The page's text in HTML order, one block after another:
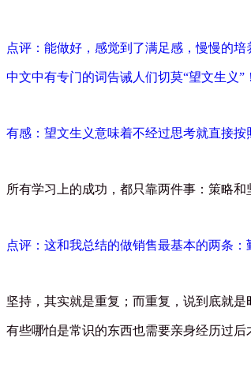
点评：能做好，感觉到了满足感，慢慢的
中文中有专门的词告诫人们切莫“望文生义” ！
有感：望文生义意味着不经过思考就直接按
所有学习上的成功，都只靠两件事：策略
点评：这和我总结的做销售最基本的两条：
坚持，其实就是重复；而重复，说到底就是
有些哪怕是常识的东西也需要亲身经历过后